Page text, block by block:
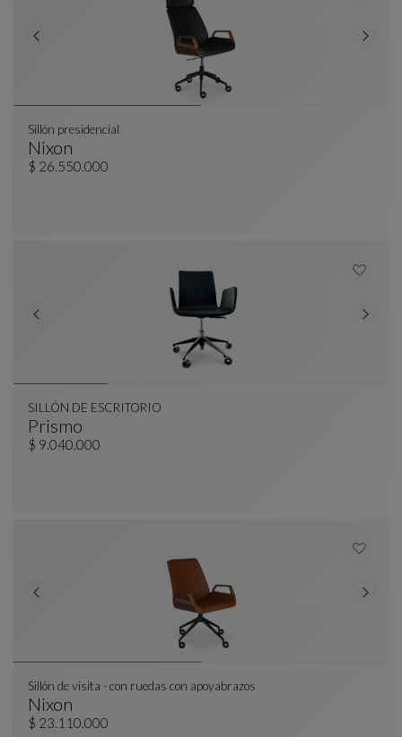
Nixon
Sillón Presidencial
Ver Descripción Completa
Sillón presidencial
$ 26.550.000
Prismo
SILLÓN DE ESCRITORIO
Ver Descripción Completa
SILLÓN DE ESCRITORIO
$ 9.040.000
Nixon
Sillón De Visita - Con Ruedas Con Apoyabrazos
Ver Descripción Completa
Sillón de visita - con ruedas con apoyabrazos
$ 23.110.000